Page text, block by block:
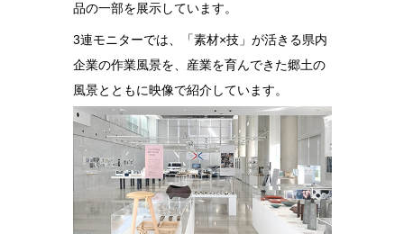
品の一部を展示しています。
3連モニターでは、「素材×技」が活きる県内
企業の作業風景を、産業を育んできた郷土の
風景とともに映像で紹介しています。